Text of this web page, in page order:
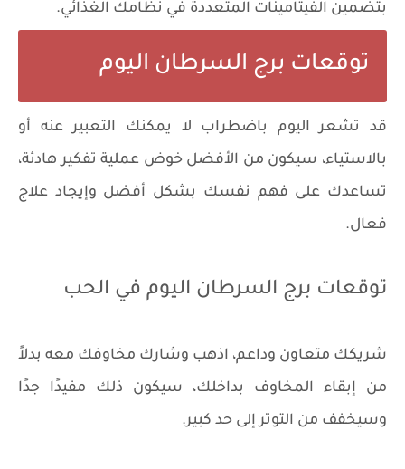
بتضمين الفيتامينات المتعددة في نظامك الغذائي.
توقعات برج السرطان اليوم
قد تشعر اليوم باضطراب لا يمكنك التعبير عنه أو
بالاستياء، سيكون من الأفضل خوض عملية تفكير هادئة،
تساعدك على فهم نفسك بشكل أفضل وإيجاد علاج
فعال.
توقعات برج السرطان اليوم في الحب
شريكك متعاون وداعم، اذهب وشارك مخاوفك معه بدلاً
من إبقاء المخاوف بداخلك، سيكون ذلك مفيدًا جدًا
وسيخفف من التوتر إلى حد كبير.